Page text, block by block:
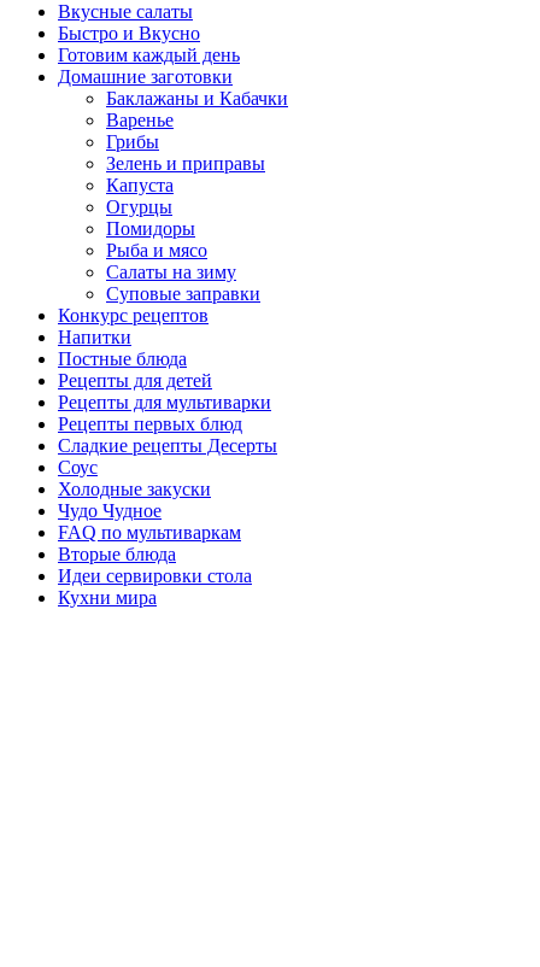
Вкусные салаты
Быстро и Вкусно
Готовим каждый день
Домашние заготовки
Баклажаны и Кабачки
Варенье
Грибы
Зелень и приправы
Капуста
Огурцы
Помидоры
Рыба и мясо
Салаты на зиму
Суповые заправки
Конкурс рецептов
Напитки
Постные блюда
Рецепты для детей
Рецепты для мультиварки
Рецепты первых блюд
Сладкие рецепты Десерты
Соус
Холодные закуски
Чудо Чудное
FAQ по мультиваркам
Вторые блюда
Идеи сервировки стола
Кухни мира